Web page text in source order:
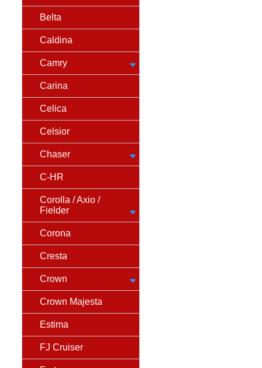
Belta
Caldina
Camry
Carina
Celica
Celsior
Chaser
C-HR
Corolla / Axio /
Fielder
Corona
Cresta
Crown
Crown Majesta
Estima
FJ Cruiser